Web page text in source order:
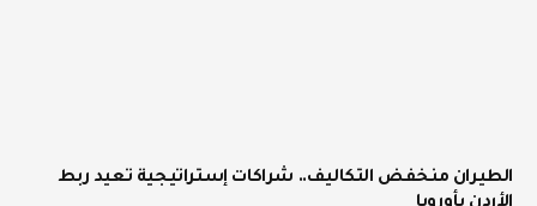
الطيران منخفض التكاليف.. شراكات إستراتيجية تعيد ربط